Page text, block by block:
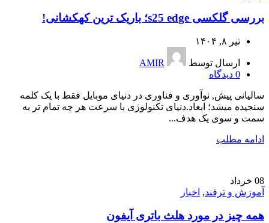
بررسی گلکسی s25 edge؛ باریک ترین کهکشانی!
تیر ۸, ۱۴۰۴
ارسال توسط
AMIR
0 دیدگاه
سالیانی پیش, نوآوری و فناوری در دنیای موبایل فقط با یک کلمه
سنجیده میشد؛ ابعاد.دنیای تکنولوژی با سرعت هر چه تمام تر به
سمت و سوی یک هدف...
ادامه مطلب
08 خرداد
آموزش و ترفند, اخبار
همه چیز در مورد هلث باتری آیفون